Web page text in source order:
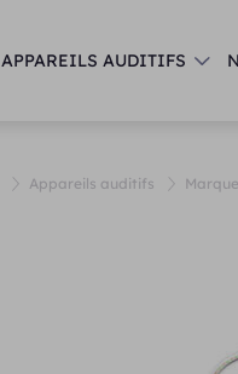
APPAREILS AUDITIFS
Appareils auditifs